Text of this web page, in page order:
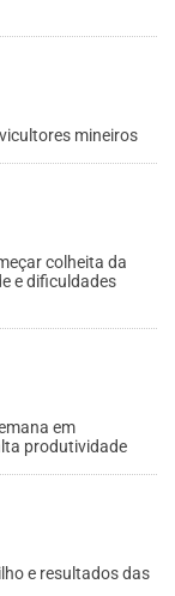
mineiros
colheita da
e dificuldades
em
produtividade
e resultados das